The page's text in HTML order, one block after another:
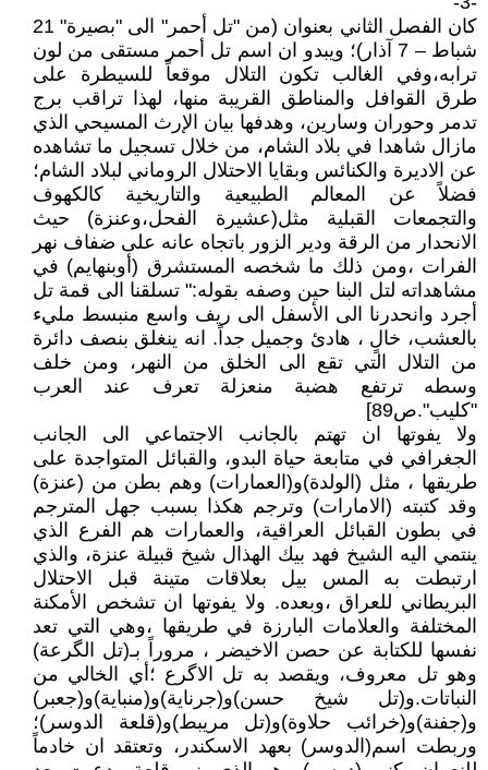
كان الفصل الثاني بعنوان (من "تل أحمر" الى "بصيرة" 21
شباط – 7 آذار)؛ ويبدو ان اسم تل أحمر مستقى من لون
ترابه،وفي الغالب تكون التلال موقعاً للسيطرة على
طرق القوافل والمناطق القريبة منها، لهذا تراقب برج
تدمر وحوران وسارين، وهدفها بيان الإرث المسيحي الذي
مازال شاهدا في بلاد الشام، من خلال تسجيل ما تشاهده
عن الاديرة والكنائس وبقايا الاحتلال الروماني لبلاد الشام؛
فضلاً عن المعالم الطبيعية والتاريخية كالكهوف
والتجمعات القبلية مثل(عشيرة الفحل،وعنزة) حيث
الانحدار من الرقة ودير الزور باتجاه عانه على ضفاف نهر
الفرات ،ومن ذلك ما شخصه المستشرق (أوبنهايم) في
مشاهداته لتل البنا حين وصفه بقوله:" تسلقنا الى قمة تل
أجرد وانحدرنا الى الأسفل الى ريف واسع منبسط مليء
بالعشب، خالٍ ، هادئ وجميل جداً. انه ينغلق بنصف دائرة
من التلال التي تقع الى الخلق من النهر، ومن خلف
وسطه ترتفع هضبة منعزلة تعرف عند العرب
"كليب".ص89]
ولا يفوتها ان تهتم بالجانب الاجتماعي الى الجانب
الجغرافي في متابعة حياة البدو، والقبائل المتواجدة على
طريقها ، مثل (الولدة)و(العمارات) وهم بطن من (عنزة)
وقد كتبته (الامارات) وترجم هكذا بسبب جهل المترجم
في بطون القبائل العراقية، والعمارات هم الفرع الذي
ينتمي اليه الشيخ فهد بيك الهذال شيخ قبيلة عنزة، والذي
ارتبطت به المس بيل بعلاقات متينة قبل الاحتلال
البريطاني للعراق ،وبعده. ولا يفوتها ان تشخص الأمكنة
المختلفة والعلامات البارزة في طريقها ،وهي التي تعد
نفسها للكتابة عن حصن الاخيضر ، مروراً بـ(تل الگرعة)
وهو تل معروف، ويقصد به تل الاگرع ؛أي الخالي من
النباتات.و(تل شيخ حسن)و(جرناية)و(منباية)و(جعبر)
و(جفنة)و(خرائب حلاوة)و(تل مريبط)و(قلعة الدوسر)؛
وربطت اسم(الدوسر) بعهد الاسكندر، وتعتقد ان خادماً